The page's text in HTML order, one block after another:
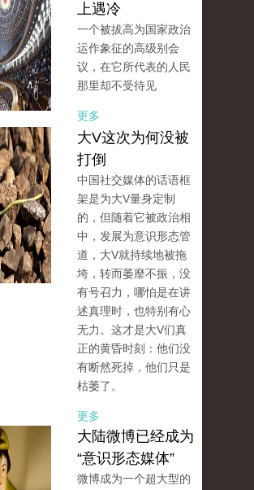
上遇冷
一个被拔高为国家政治
运作象征的高级别会
议，在它所代表的人民
那里却不受待见
更多
大V这次为何没被
打倒
中国社交媒体的话语框
架是为大V量身定制
的，但随着它被政治相
中，发展为意识形态管
道，大V就持续地被拖
垮，转而萎靡不振，没
有号召力，哪怕是在讲
述真理时，也特别有心
无力。这才是大V们真
正的黄昏时刻：他们没
有断然死掉，他们只是
枯萎了。
更多
大陆微博已经成为
“意识形态媒体”
微博成为一个超大型的